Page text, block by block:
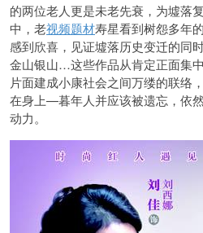
的两位老人更是未老先衰，为墟落
中，老视频题材寿星看到树怨多年
感到欣喜，见证墟落历史变迁的同
金山银山…这些作品从肯定正面集
片面建成小康社会之间万缕的联络
在身上—暮年人并应该被遗忘，依
动力。